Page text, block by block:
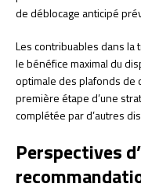
de déblocage anticipé
Les contribuables dans la
le bénéfice maximal du
optimale des plafonds de
première étape d’une
complétée par d’autres
Perspectives